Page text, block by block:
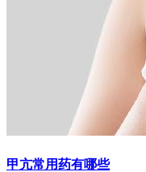
甲亢常用药有哪些